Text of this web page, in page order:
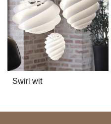
Swirl wit